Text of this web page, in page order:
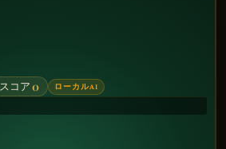
スコア 0 ローカルAI